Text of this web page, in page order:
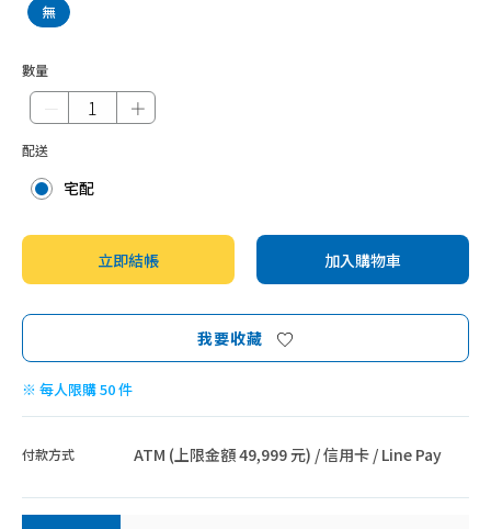
無
數量
＋
配送
宅配
立即結帳 加入購物車
我要收藏
※ 每人限購 50 件
付款方式 ATM (上限金額 49,999 元) / 信用卡 / Line Pay